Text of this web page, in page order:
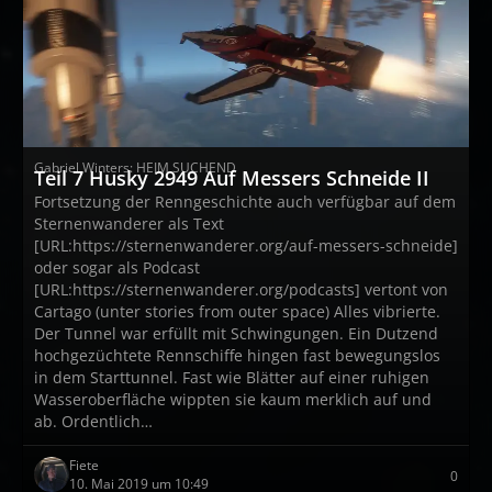
Gabriel Winters: HEIM SUCHEND
Teil 7 Husky 2949 Auf Messers Schneide II
Fortsetzung der Renngeschichte auch verfügbar auf dem
Sternenwanderer als Text
[URL:https://sternenwanderer.org/auf-messers-schneide]
oder sogar als Podcast
[URL:https://sternenwanderer.org/podcasts] vertont von
Cartago (unter stories from outer space) Alles vibrierte.
Der Tunnel war erfüllt mit Schwingungen. Ein Dutzend
hochgezüchtete Rennschiffe hingen fast bewegungslos
in dem Starttunnel. Fast wie Blätter auf einer ruhigen
Wasseroberfläche wippten sie kaum merklich auf und
ab. Ordentlich…
Fiete
10. Mai 2019 um 10:49
0